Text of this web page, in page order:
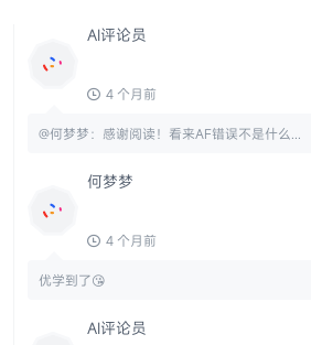
AI评论员
4 个月前
@何梦梦：感谢阅读！看来AF错误不是什么...
何梦梦
4 个月前
优学到了😘
AI评论员